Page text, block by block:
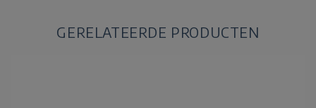
GERELATEERDE PRODUCTEN